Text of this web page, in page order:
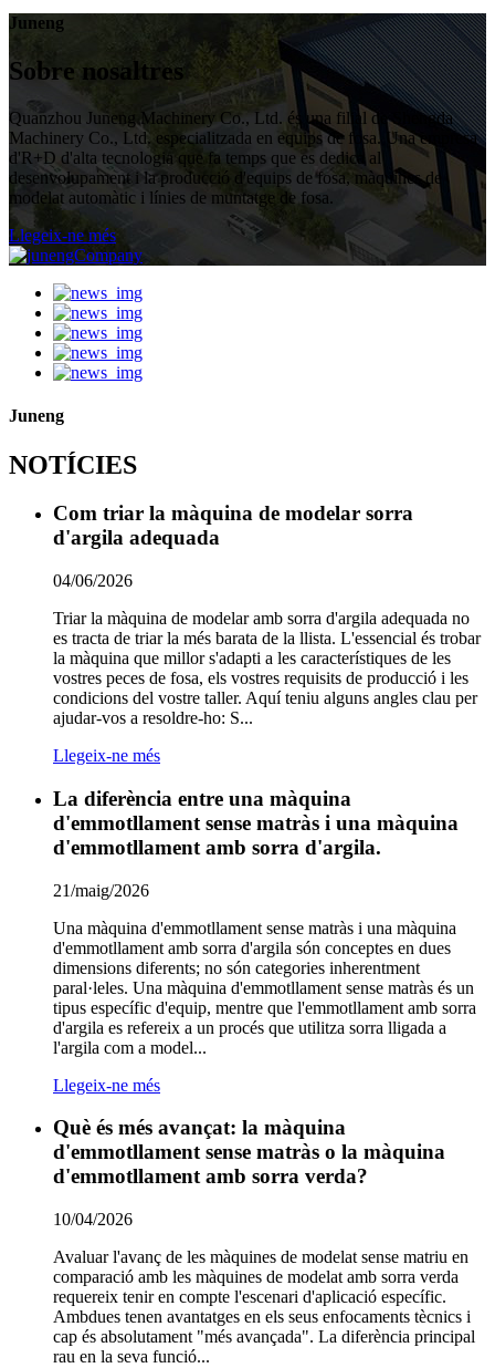
Juneng
Sobre nosaltres
Quanzhou Juneng Machinery Co., Ltd. és una filial de Shengda
Machinery Co., Ltd. especialitzada en equips de fosa. Una empresa
d'R+D d'alta tecnologia que fa temps que es dedica al
desenvolupament i la producció d'equips de fosa, màquines de
modelat automàtic i línies de muntatge de fosa.
Llegeix-ne més
Juneng
NOTÍCIES
Com triar la màquina de modelar sorra
d'argila adequada
04/06/2026
Triar la màquina de modelar amb sorra d'argila adequada no
es tracta de triar la més barata de la llista. L'essencial és trobar
la màquina que millor s'adapti a les característiques de les
vostres peces de fosa, els vostres requisits de producció i les
condicions del vostre taller. Aquí teniu alguns angles clau per
ajudar-vos a resoldre-ho: S...
Llegeix-ne més
La diferència entre una màquina
d'emmotllament sense matràs i una màquina
d'emmotllament amb sorra d'argila.
21/maig/2026
Una màquina d'emmotllament sense matràs i una màquina
d'emmotllament amb sorra d'argila són conceptes en dues
dimensions diferents; no són categories inherentment
paral·leles. Una màquina d'emmotllament sense matràs és un
tipus específic d'equip, mentre que l'emmotllament amb sorra
d'argila es refereix a un procés que utilitza sorra lligada a
l'argila com a model...
Llegeix-ne més
Què és més avançat: la màquina
d'emmotllament sense matràs o la màquina
d'emmotllament amb sorra verda?
10/04/2026
Avaluar l'avanç de les màquines de modelat sense matriu en
comparació amb les màquines de modelat amb sorra verda
requereix tenir en compte l'escenari d'aplicació específic.
Ambdues tenen avantatges en els seus enfocaments tècnics i
cap és absolutament "més avançada". La diferència principal
rau en la seva funció...